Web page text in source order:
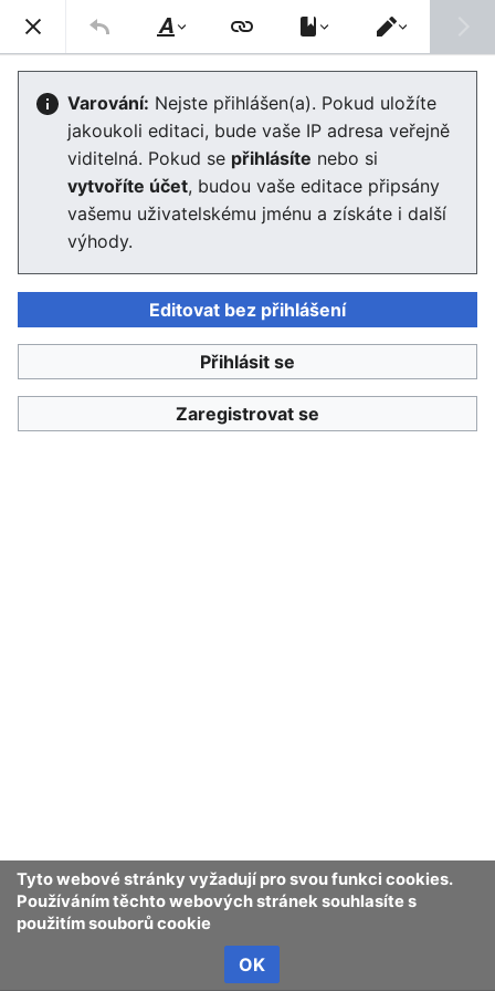
Enviwiki
Rozvojová politika EU
Editor se nyní načte. Pokud tuto zprávu stále vidíte po
několika sekundách, prosím obnovte stránku .
Tyto webové stránky vyžadují pro svou funkci cookies.
Používáním těchto webových stránek souhlasíte s
použitím souborů cookie
OK
Enviwiki
Styl
textu
Přepnout
editor
Varování: Nejste přihlášen(a). Pokud uložíte
jakoukoli editaci, bude vaše IP adresa veřejně
viditelná. Pokud se přihlásíte nebo si
vytvoříte účet, budou vaše editace připsány
vašemu uživatelskému jménu a získáte i další
výhody.
Editovat bez přihlášení
Přihlásit se
Zaregistrovat se